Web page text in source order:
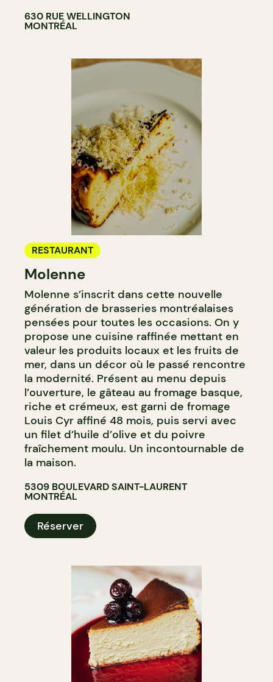
630 RUE WELLINGTON
MONTRÉAL
RESTAURANT
Molenne
Molenne s’inscrit dans cette nouvelle
génération de brasseries montréalaises
pensées pour toutes les occasions. On y
propose une cuisine raffinée mettant en
valeur les produits locaux et les fruits de
mer, dans un décor où le passé rencontre
la modernité. Présent au menu depuis
l’ouverture, le gâteau au fromage basque,
riche et crémeux, est garni de fromage
Louis Cyr affiné 48 mois, puis servi avec
un filet d’huile d’olive et du poivre
fraîchement moulu. Un incontournable de
la maison.
5309 BOULEVARD SAINT-LAURENT
MONTRÉAL
Réserver